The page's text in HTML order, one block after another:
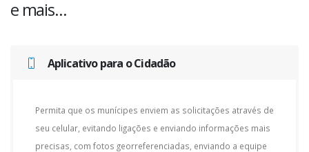
e mais...
Aplicativo para o Cidadão
Permita que os munícipes enviem as solicitações através de
seu celular, evitando ligações e enviando informações mais
precisas, com fotos georreferenciadas, enviando a equipe